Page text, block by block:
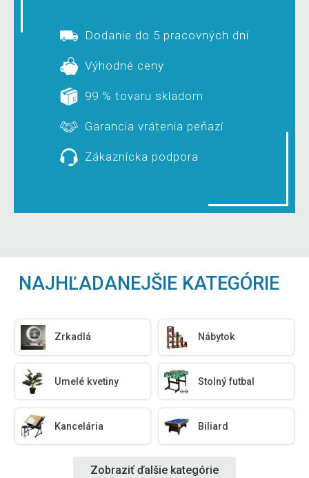
Dodanie do 5 pracovných dní
Výhodné ceny
99 % tovaru skladom
Garancia vrátenia peňazí
Zákaznícka podpora
NAJHĽADANEJŠIE KATEGÓRIE
Zrkadlá Nábytok
Umelé kvetiny Stolný futbal
Kancelária Biliard
Zobraziť ďalšie kategórie